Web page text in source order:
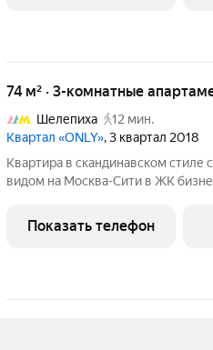
74 м² · 3-комнатные
Шелепиха
12 мин.
Квартал «ONLY», 3 квартал 2018
Квартира в скандинавском стиле
видом на Москва-Сити в ЖК
закрытой охраняемой
дизайном от
Показать телефон